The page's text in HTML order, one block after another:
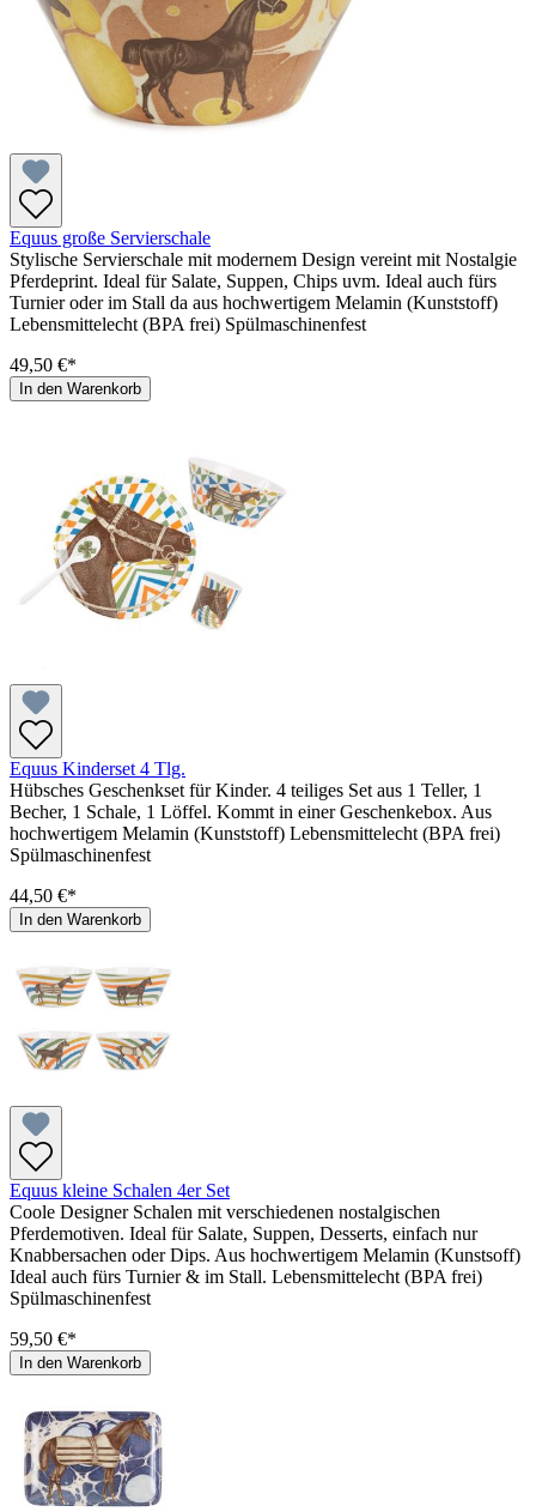
Equus große Servierschale
Stylische Servierschale mit modernem Design vereint mit Nostalgie
Pferdeprint. Ideal für Salate, Suppen, Chips uvm. Ideal auch fürs
Turnier oder im Stall da aus hochwertigem Melamin (Kunststoff)
Lebensmittelecht (BPA frei) Spülmaschinenfest
49,50 €*
In den Warenkorb
Equus Kinderset 4 Tlg.
Hübsches Geschenkset für Kinder. 4 teiliges Set aus 1 Teller, 1
Becher, 1 Schale, 1 Löffel. Kommt in einer Geschenkebox. Aus
hochwertigem Melamin (Kunststoff) Lebensmittelecht (BPA frei)
Spülmaschinenfest
44,50 €*
In den Warenkorb
Equus kleine Schalen 4er Set
Coole Designer Schalen mit verschiedenen nostalgischen
Pferdemotiven. Ideal für Salate, Suppen, Desserts, einfach nur
Knabbersachen oder Dips. Aus hochwertigem Melamin (Kunstsoff)
Ideal auch fürs Turnier & im Stall. Lebensmittelecht (BPA frei)
Spülmaschinenfest
59,50 €*
In den Warenkorb